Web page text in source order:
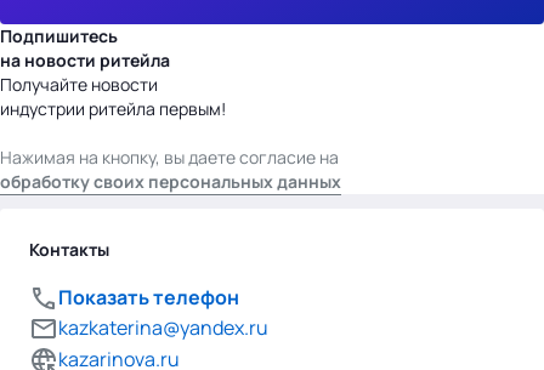
Подпишитесь
на новости ритейла
Получайте новости
индустрии ритейла первым!
Нажимая на кнопку, вы даете согласие на
обработку своих персональных данных
Контакты
Показать телефон
kazkaterina@yandex.ru
kazarinova.ru